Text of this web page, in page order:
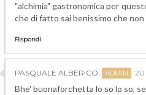
"alchimia" gastronomica per
che di fatto sai benissimo che non
Rispondi
PASQUALE ALBERICO 20
Bhe' buonaforchetta lo so lo so,